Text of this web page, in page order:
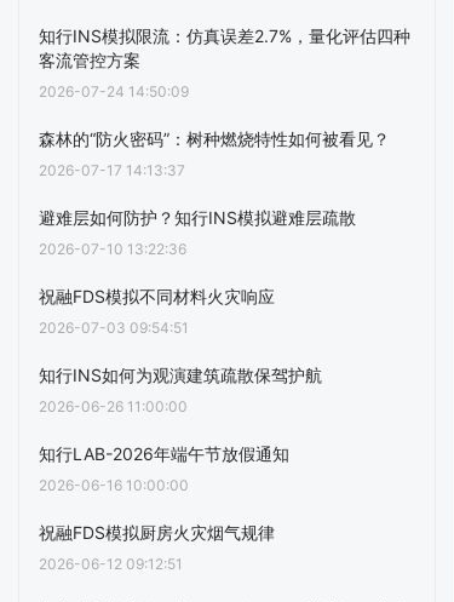
知行INS模拟限流：仿真误差2.7%，量化评估四种
客流管控方案
2026-07-24 14:50:09
森林的“防火密码”：树种燃烧特性如何被看见？
2026-07-17 14:13:37
避难层如何防护？知行INS模拟避难层疏散
2026-07-10 13:22:36
祝融FDS模拟不同材料火灾响应
2026-07-03 09:54:51
知行INS如何为观演建筑疏散保驾护航
2026-06-26 11:00:00
知行LAB-2026年端午节放假通知
2026-06-16 10:00:00
祝融FDS模拟厨房火灾烟气规律
2026-06-12 09:12:51